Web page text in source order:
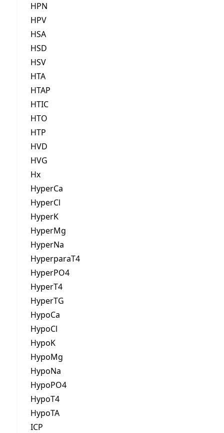
HPN
HPV
HSA
HSD
HSV
HTA
HTAP
HTIC
HTO
HTP
HVD
HVG
Hx
HyperCa
HyperCl
HyperK
HyperMg
HyperNa
HyperparaT4
HyperPO4
HyperT4
HyperTG
HypoCa
HypoCl
HypoK
HypoMg
HypoNa
HypoPO4
HypoT4
HypoTA
ICP